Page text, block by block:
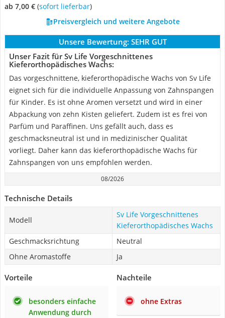
ab 7,00 € ( Sofort lieferbar)
Preisvergleich und weitere Angebote
Unsere Bewertung: SEHR GUT
Unser Fazit für Sv Life Vorgeschnittenes
Kieferorthopädisches Wachs:
Das vorgeschnittene, kieferorthopädische Wachs von Sv Life
eignet sich für die individuelle Anpassung von Zahnspangen
für Kinder. Es ist ohne Aromen versetzt und wird in einer
Abpackung von zehn Kisten geliefert. Zudem ist es frei von
Parfüm und Paraffinen. Uns gefällt auch, dass es
geschmacksneutral ist und in medizinischer Qualität
vorliegt. Daher kann das kieferorthopädische Wachs für
Zahnspangen von uns empfohlen werden.
08/2026
Technische Details
Modell
Sv Life Vorgeschnittenes
Kieferorthopädisches Wachs
Geschmacksrichtung
Neutral
Ohne Aromastoffe
Ja
Vorteile
besonders einfache
Anwendung durch
Nachteile
ohne Extras